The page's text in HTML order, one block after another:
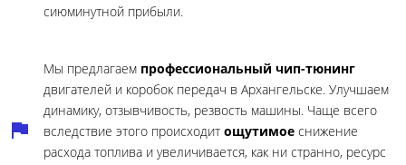
сиюминутной прибыли.
Мы предлагаем профессиональный чип-тюнинг
двигателей и коробок передач в Архангельске. Улучшаем
динамику, отзывчивость, резвость машины. Чаще всего
вследствие этого происходит ощутимое снижение
расхода топлива и увеличивается, как ни странно, ресурс